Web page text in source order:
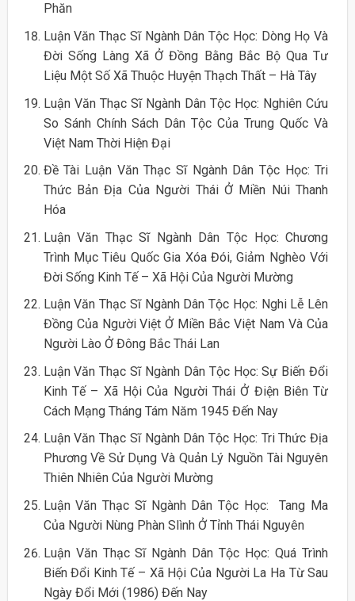
Phăn
Luận Văn Thạc Sĩ Ngành Dân Tộc Học: Dòng Họ Và
Đời Sống Làng Xã Ở Đồng Bằng Bắc Bộ Qua Tư
Liệu Một Số Xã Thuộc Huyện Thạch Thất – Hà Tây
Luận Văn Thạc Sĩ Ngành Dân Tộc Học: Nghiên Cứu
So Sánh Chính Sách Dân Tộc Của Trung Quốc Và
Việt Nam Thời Hiện Đại
Đề Tài Luận Văn Thạc Sĩ Ngành Dân Tộc Học: Tri
Thức Bản Địa Của Người Thái Ở Miền Núi Thanh
Hóa
Luận Văn Thạc Sĩ Ngành Dân Tộc Học: Chương
Trình Mục Tiêu Quốc Gia Xóa Đói, Giảm Nghèo Với
Đời Sống Kinh Tế – Xã Hội Của Người Mường
Luận Văn Thạc Sĩ Ngành Dân Tộc Học: Nghi Lễ Lên
Đồng Của Người Việt Ở Miền Bắc Việt Nam Và Của
Người Lào Ở Đông Bắc Thái Lan
Luận Văn Thạc Sĩ Ngành Dân Tộc Học: Sự Biến Đổi
Kinh Tế – Xã Hội Của Người Thái Ở Điện Biên Từ
Cách Mạng Tháng Tám Năm 1945 Đến Nay
Luận Văn Thạc Sĩ Ngành Dân Tộc Học: Tri Thức Địa
Phương Về Sử Dụng Và Quản Lý Nguồn Tài Nguyên
Thiên Nhiên Của Người Mường
Luận Văn Thạc Sĩ Ngành Dân Tộc Học: Tang Ma
Của Người Nùng Phàn Slình Ở Tỉnh Thái Nguyên
Luận Văn Thạc Sĩ Ngành Dân Tộc Học: Quá Trình
Biến Đổi Kinh Tế – Xã Hội Của Người La Ha Từ Sau
Ngày Đổi Mới (1986) Đến Nay